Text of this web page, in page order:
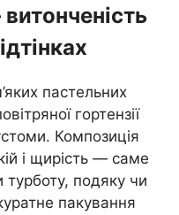
пастельних
гортензії
Композиція
і щирість — саме
подяку чи
пакування